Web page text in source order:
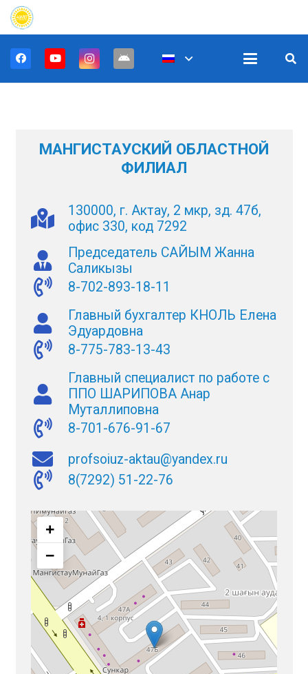
МАНГИСТАУСКИЙ ОБЛАСТНОЙ
ФИЛИАЛ
130000, г. Актау, 2 мкр, зд. 47б,
офис 330, код 7292
Председатель САЙЫМ Жанна
Саликызы
8-702-893-18-11
Главный бухгалтер КНОЛЬ Елена
Эдуардовна
8-775-783-13-43
Главный специалист по работе с
ППО ШАРИПОВА Анар
Муталлиповна
8-701-676-91-67
profsoiuz-aktau@yandex.ru
8(7292) 51-22-76
+
−